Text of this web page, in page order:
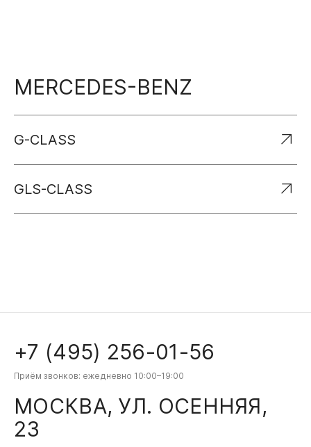
MERCEDES-BENZ
G-CLASS
GLS-CLASS
+7 (495) 256-01-56
Приём звонков: ежедневно 10:00–19:00
МОСКВА, УЛ. ОСЕННЯЯ,
23